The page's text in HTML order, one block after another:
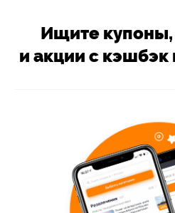
Ищите
и акции с кэшбэк